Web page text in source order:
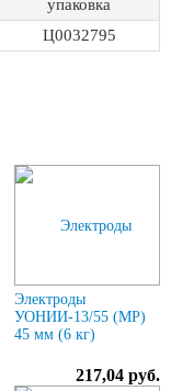
упаковка
Ц0032795
Электроды
УОНИИ-13/55 (МР)
45 мм (6 кг)
217,04 руб.